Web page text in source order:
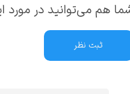
هم می‌توانید در مورد
ثبت نظر